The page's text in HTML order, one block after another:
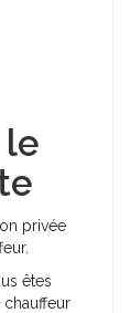
le
privée
êtes
chauffeur